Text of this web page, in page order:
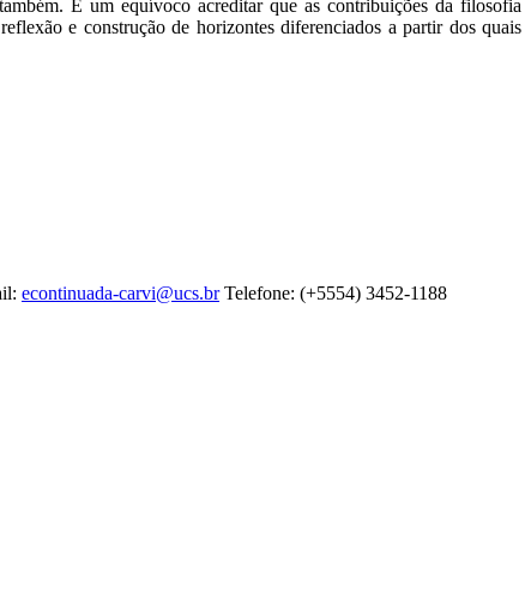
É um equívoco acreditar que as contribuições da filosofia
e construção de horizontes diferenciados a partir dos quais
econtinuada-carvi@ucs.brTelefone: (+5554) 3452-1188